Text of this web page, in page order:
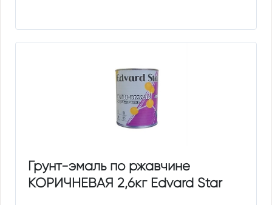
Грунт-эмаль по ржавчине
КОРИЧНЕВАЯ 2,6кг Edvard Star